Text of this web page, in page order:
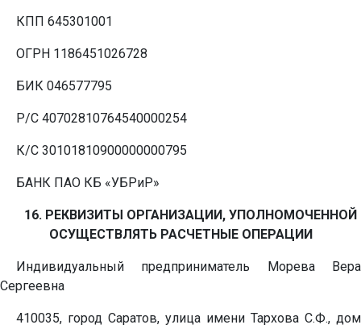
КПП 645301001
ОГРН 1186451026728
БИК 046577795
Р/С 40702810764540000254
К/С 30101810900000000795
БАНК ПАО КБ «УБРиР»
16. РЕКВИЗИТЫ ОРГАНИЗАЦИИ, УПОЛНОМОЧЕННОЙ
ОСУЩЕСТВЛЯТЬ РАСЧЕТНЫЕ ОПЕРАЦИИ
Индивидуальный предприниматель Морева Вера
Сергеевна
410035, город Саратов, улица имени Тархова С.Ф., дом